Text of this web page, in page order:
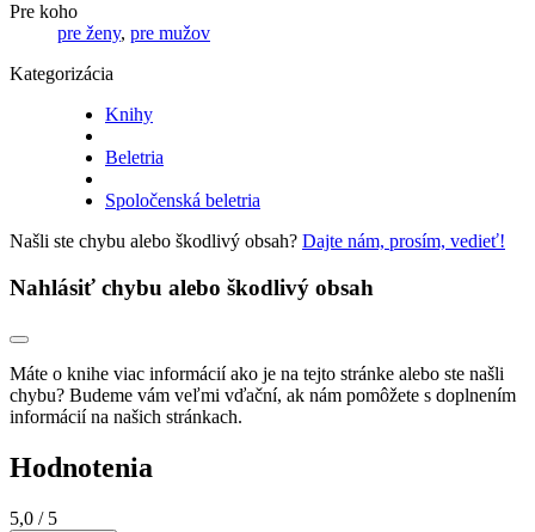
Pre koho
pre ženy, pre mužov
Kategorizácia
Knihy
Beletria
Spoločenská beletria
Našli ste chybu alebo škodlivý obsah? Dajte nám, prosím, vedieť!
Nahlásiť chybu alebo škodlivý obsah
Máte o knihe viac informácií ako je na tejto stránke alebo ste našli
chybu? Budeme vám veľmi vďační, ak nám pomôžete s doplnením
informácií na našich stránkach.
Hodnotenia
5,0 / 5